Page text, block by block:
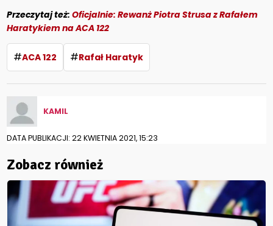
Przeczytaj też:Oficjalnie: Rewanż Piotra Strusa z Rafałem
Haratykiem na ACA 122
#ACA 122 #Rafał Haratyk
KAMIL
DATA PUBLIKACJI: 22 KWIETNIA 2021, 15:23
Zobacz również